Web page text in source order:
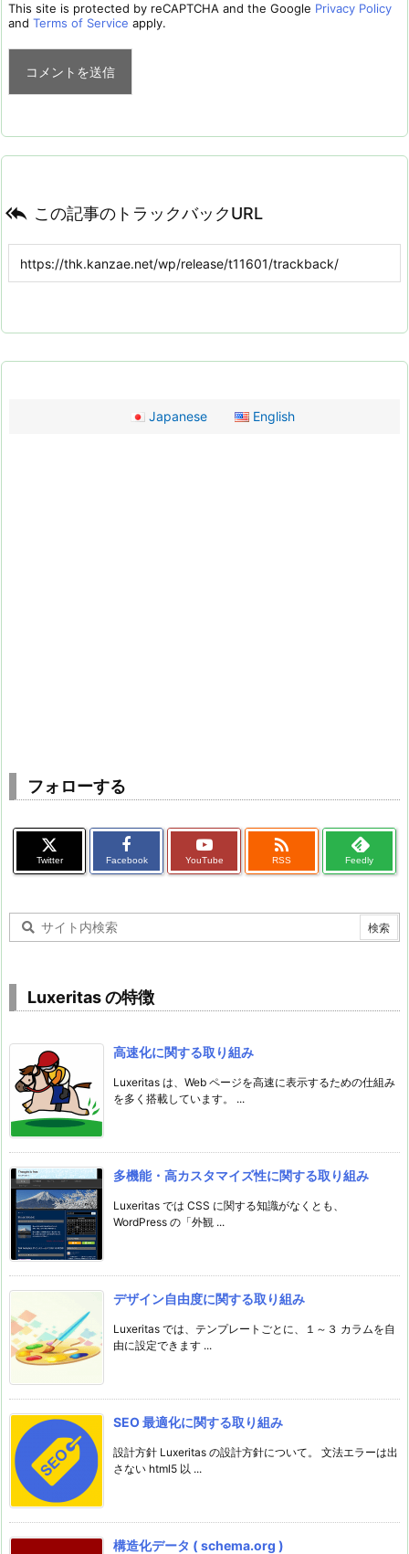
This site is protected by reCAPTCHA and the Google Privacy Policy
and Terms of Service apply.
 この記事のトラックバックURL
Japanese English
フォローする
Twitter Facebook YouTube

RSS Feedly
Luxeritas の特徴
高速化に関する取り組み
Luxeritas は、Web ページを高速に表示するための仕組み
を多く搭載しています。 ...
多機能・高カスタマイズ性に関する取り組み
Luxeritas では CSS に関する知識がなくとも、
WordPress の「外観 ...
デザイン自由度に関する取り組み
Luxeritas では、テンプレートごとに、１～３ カラムを自
由に設定できます ...
SEO 最適化に関する取り組み
設計方針 Luxeritas の設計方針について。 文法エラーは出
さない html5 以 ...
構造化データ ( schema.org )